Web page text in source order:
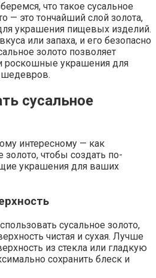
что такое сусальное
— это тончайший слой золота,
украшения пищевых изделий.
или запаха, и его безопасно
золото позволяет
роскошные украшения для
шедевров.
сусальное
интересному — как
золото, чтобы создать по-
украшения для ваших
сусальное золото,
чистая и сухая. Лучше
из стекла или гладкую
сохранить блеск и